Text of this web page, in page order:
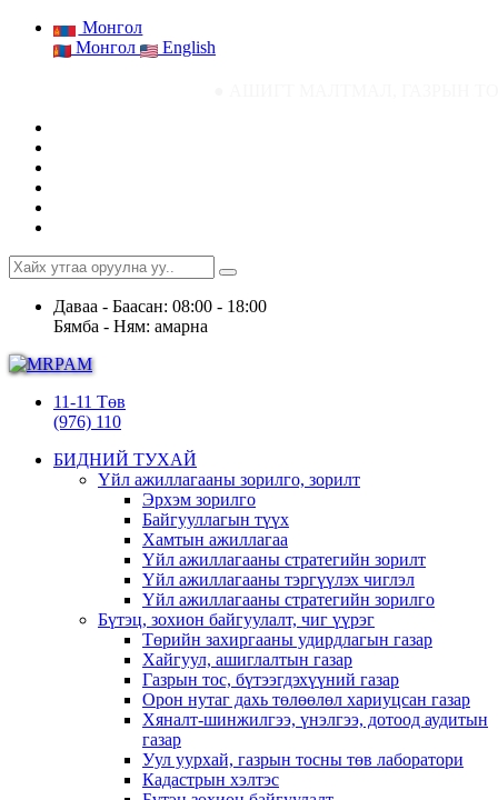
Монгол
Монгол
English
Даваа - Баасан: 08:00 - 18:00
Бямба - Ням: амарна
11-11 Төв
(976) 110
БИДНИЙ ТУХАЙ
Үйл ажиллагааны зорилго, зорилт
Эрхэм зорилго
Байгууллагын түүх
Хамтын ажиллагаа
Үйл ажиллагааны стратегийн зорилт
Үйл ажиллагааны тэргүүлэх чиглэл
Үйл ажиллагааны стратегийн зорилго
Бүтэц, зохион байгуулалт, чиг үүрэг
Төрийн захиргааны удирдлагын газар
Хайгуул, ашиглалтын газар
Газрын тос, бүтээгдэхүүний газар
Орон нутаг дахь төлөөлөл хариуцсан газар
Хяналт-шинжилгээ, үнэлгээ, дотоод аудитын
газар
Уул уурхай, газрын тосны төв лаборатори
Кадастрын хэлтэс